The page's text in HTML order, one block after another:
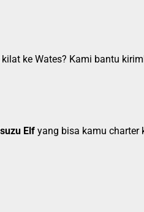
ke Wates? Kami bantu
Elf yang bisa kamu charter